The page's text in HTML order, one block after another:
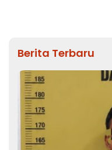
Berita Terbaru